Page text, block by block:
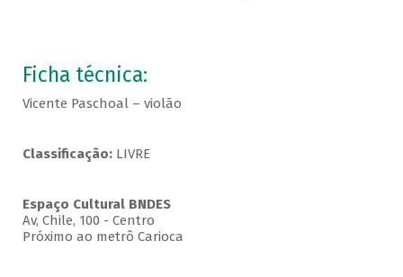
Ficha técnica:
Vicente Paschoal – violão
Classificação:LIVRE
Espaço Cultural BNDES
Av, Chile, 100 - Centro
Próximo ao metrô Carioca